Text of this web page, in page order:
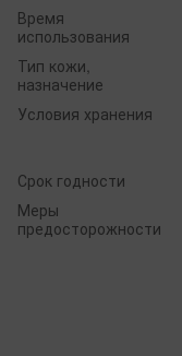
Время
использования
Тип кожи,
назначение
Условия хранения
Срок годности
Меры
предосторожности